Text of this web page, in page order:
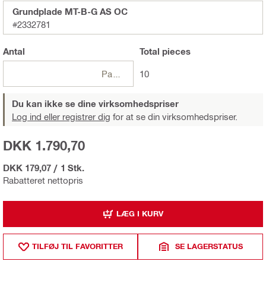
Grundplade MT-B-G AS OC
#2332781
Antal Total pieces
10
Du kan ikke se dine virksomhedspriser
Log ind eller registrer dig for at se din virksomhedspriser.
Rabatteret nettopris
DKK 1.790,70
DKK 179,07 / 1 Stk.
LÆG I KURV
TILFØJ TIL FAVORITTER SE LAGERSTATUS